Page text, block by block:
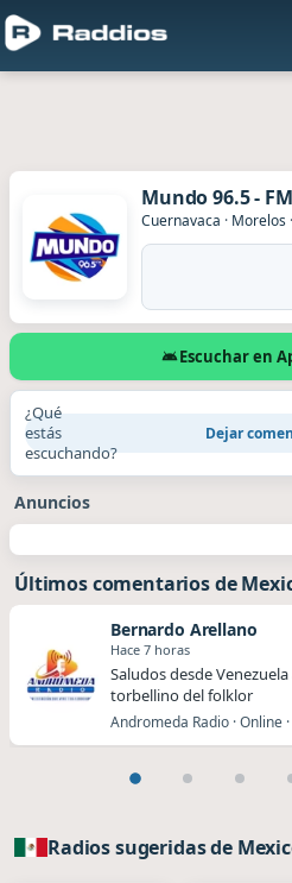
Mundo 96.5 -
Cuernavaca · Morelos ·
Escuchar en
¿Qué
estás
escuchando?
Dejar
Anuncios
Últimos comentarios de
Bernardo Arellano
Hace 7 horas
Saludos desde
torbellino del folklor
Andromeda Radio · Online
Radios sugeridas de